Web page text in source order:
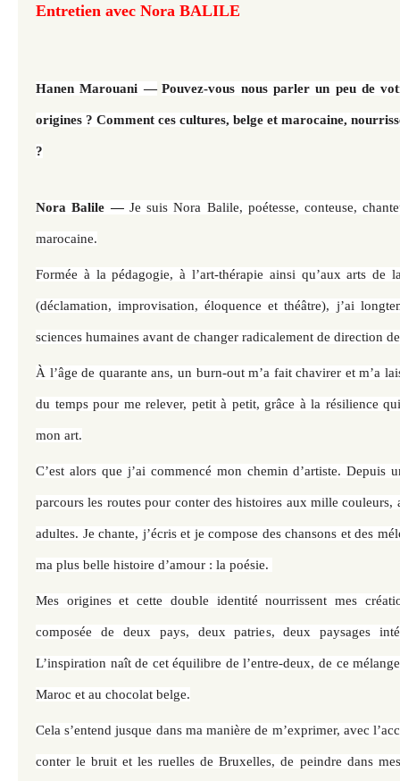
Entretien avec Nora BALILE
Hanen Marouani — Pouvez-vous nous parler un peu de
origines ? Comment ces cultures, belge et marocaine,
?
Nora Balile —Je suis Nora Balile, poétesse, conteuse,
marocaine.
Formée à la pédagogie, à l’art-thérapie ainsi qu’aux arts de
(déclamation, improvisation, éloquence et théâtre), j’ai
sciences humaines avant de changer radicalement de direction
À l’âge de quarante ans, un burn-out m’a fait chavirer et m’a
du temps pour me relever, petit à petit, grâce à la résilience
mon art.
C’est alors que j’ai commencé mon chemin d’artiste. Depuis
parcours les routes pour conter des histoires aux mille couleurs,
adultes. Je chante, j’écris et je compose des chansons et des
ma plus belle histoire d’amour : la poésie.
Mes origines et cette double identité nourrissent mes
composée de deux pays, deux patries, deux paysages
L’inspiration naît de cet équilibre de l’entre-deux, de ce
Maroc et au chocolat belge.
Cela s’entend jusque dans ma manière de m’exprimer, avec
conter le bruit et les ruelles de Bruxelles, de peindre dans